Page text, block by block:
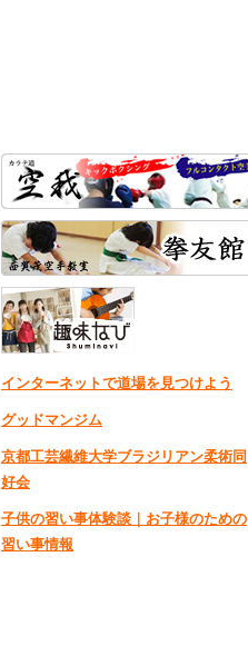
インターネットで道場を見つけよう
グッドマンジム
京都工芸繊維大学ブラジリアン柔術同
好会
子供の習い事体験談｜お子様のための
習い事情報